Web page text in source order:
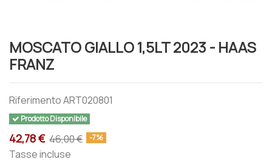
MOSCATO GIALLO 1,5LT 2023 - HAAS
FRANZ
RiferimentoART020801
Prodotto Disponibile
42,78 € 46,00 € -7%
Tasse incluse